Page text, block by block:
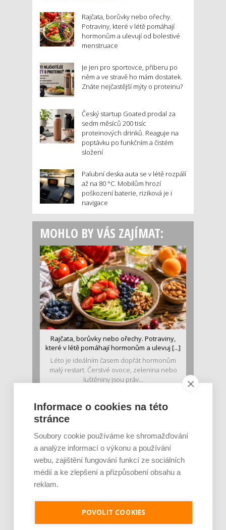
Rajčata, borůvky nebo ořechy.
Potraviny, které v létě pomáhají
hormonům a ulevují od bolestivé
menstruace
Je jen pro sportovce, přiberu po
něm a ve stravě ho mám dostatek.
Znáte nejčastější mýty o proteinu?
Český startup Goated prodal za
sedm měsíců 200 tisíc
proteinových drinků. Reaguje na
poptávku po funkčním a čistém
složení
Palubní deska auta se v létě rozpálí
až na 80 °C. Mobilům hrozí
poškození baterie, riziková je i
navigace
MOHLO BY VÁS ZAJÍMAT:
Rajčata, borůvky nebo ořechy. Potraviny,
které v létě pomáhají hormonům a ulevuj [...]
Léto je ideálním časem dopřát hormonům
malý restart. Čerstvé ovoce, zelenina nebo
luštěniny jsou práv...
stravě ho mám dostatek. Znáte nejčastějš [...]
Pojem protein již nějakou dobu rezonuje
v oblasti zdraví, výživy i dlouhověkosti. Přesto
Informace o cookies na této
stránce
Soubory cookie používáme ke shromažďování
a analýze informací o výkonu a používání
webu, zajištění fungování funkcí ze sociálních
médií a ke zlepšení a přizpůsobení obsahu a
reklam.
POVOLIT COOKIES